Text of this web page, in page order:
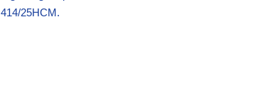
414/25HCM.